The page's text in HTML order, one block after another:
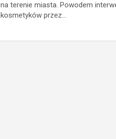
na terenie miasta. Powodem
kosmetyków przez…